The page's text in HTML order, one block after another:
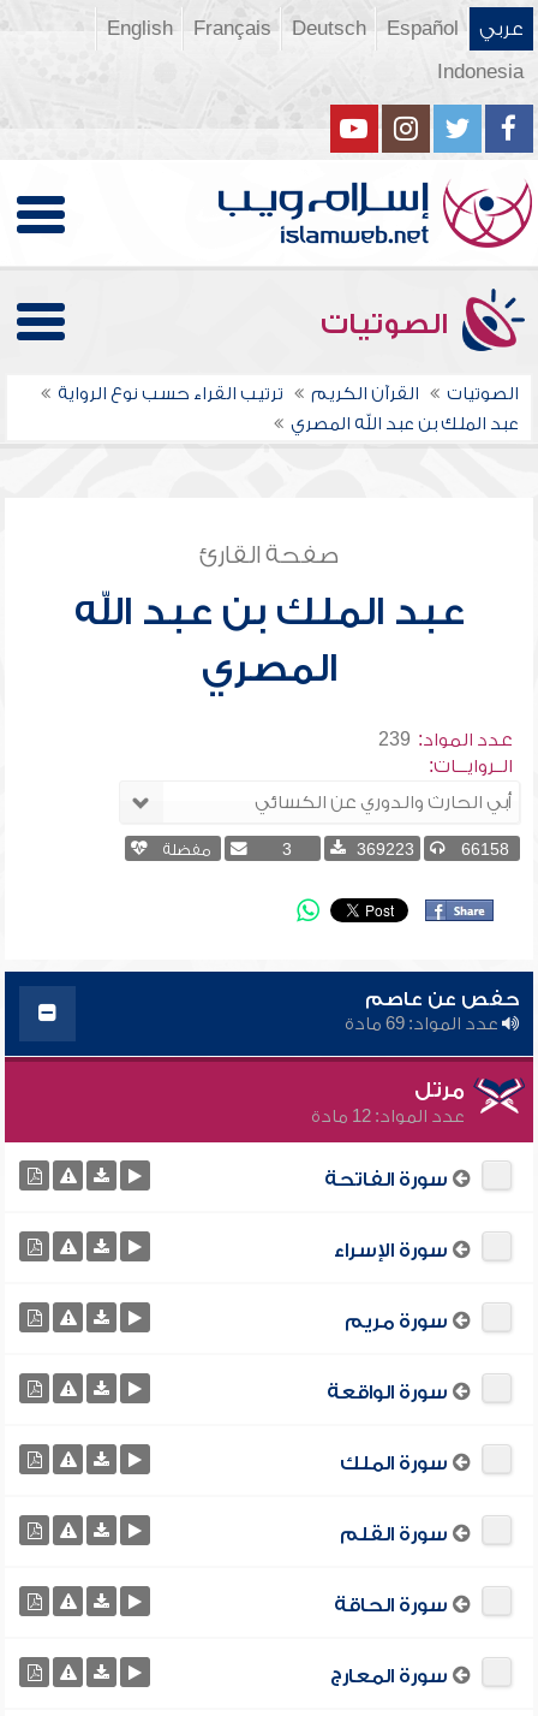
عربي Español
Deutsch
Français
English
Indonesia
الصوتيات
الصوتيات القرآن الكريم
ترتيب القراء حسب نوع الرواية
عبد الملك بن عبد الله المصري
صفحة القارئ
عبد الملك بن عبد الله
المصري
عدد المواد: 239
الــروايـــات:
66158
369223
3 مفضلة
حفص عن عاصم
عدد المواد: 69 مادة
مرتل
عدد المواد: 12 مادة
سورة الفاتحة
سورة الإسراء
سورة مريم
سورة الواقعة
سورة الملك
سورة القلم
سورة الحاقة
سورة المعارج